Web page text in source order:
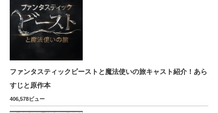
ファンタスティックビーストと魔法使いの旅キャスト紹介！あら
すじと原作本
406,578ビュー